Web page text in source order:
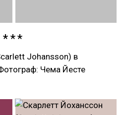
Johansson) в
Чема Йесте